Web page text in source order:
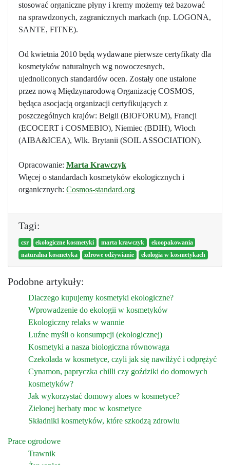
stosować organiczne płyny i kremy możemy też bazować
na sprawdzonych, zagranicznych markach (np. LOGONA,
SANTE, FITNE).
Od kwietnia 2010 będą wydawane pierwsze certyfikaty dla
kosmetyków naturalnych wg nowoczesnych,
ujednoliconych standardów ocen. Zostały one ustalone
przez nową Międzynarodową Organizację COSMOS,
będąca asocjacją organizacji certyfikujących z
poszczególnych krajów: Belgii (BIOFORUM), Francji
(ECOCERT i COSMEBIO), Niemiec (BDIH), Włoch
(AIBA&ICEA), Wlk. Brytanii (SOIL ASSOCIATION).
Opracowanie: Marta Krawczyk
Więcej o standardach kosmetyków ekologicznych i
organicznych: Cosmos-standard.org
Tagi:
csr ekologiczne kosmetyki marta krawczyk
ekoopakowania
naturalna kosmetyka
zdrowe odżywianie ekologia w kosmetykach
Podobne artykuły:
Dlaczego kupujemy kosmetyki ekologiczne?
Wprowadzenie do ekologii w kosmetyków
Ekologiczny relaks w wannie
Luźne myśli o konsumpcji (ekologicznej)
Kosmetyki a nasza biologiczna równowaga
Czekolada w kosmetyce, czyli jak się nawilżyć i odprężyć
Cynamon, papryczka chilli czy goździki do domowych
kosmetyków?
Jak wykorzystać domowy aloes w kosmetyce?
Zielonej herbaty moc w kosmetyce
Składniki kosmetyków, które szkodzą zdrowiu
Prace ogrodowe
Trawnik